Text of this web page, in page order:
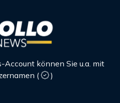
können Sie u.a. mit
(
)